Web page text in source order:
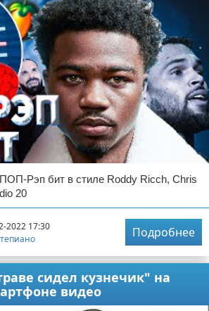
Рэп бит в стиле Roddy Ricch, Chris
20
2022 17:30
Подробнее
сидел кузнечик" на
видео